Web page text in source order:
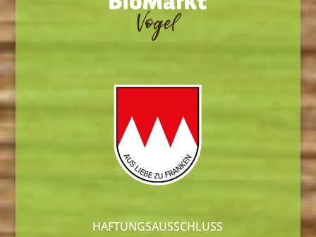
HAFTUNGSAUSSCHLUSS